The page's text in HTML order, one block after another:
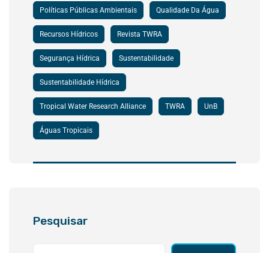
Políticas Públicas Ambientais Qualidade Da Água
Recursos Hídricos Revista TWRA
Segurança Hídrica Sustentabilidade
Sustentabilidade Hídrica
Tropical Water Research Alliance TWRA UnB
Águas Tropicais
Pesquisar